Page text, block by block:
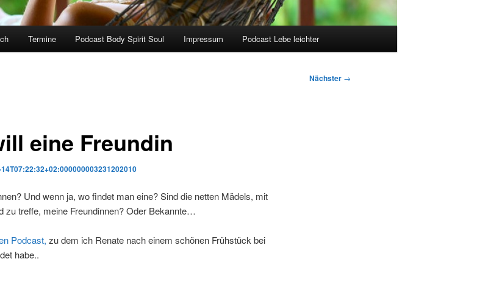
Termine Podcast Body Spirit Soul Impressum Podcast Lebe leichter
Nächster →
eine Freundin
Und wenn ja, wo findet man eine? Sind die netten Mädels, mit
zu treffe, meine Freundinnen? Oder Bekannte…
Podcast, zu dem ich Renate nach einem schönen Frühstück bei
habe..